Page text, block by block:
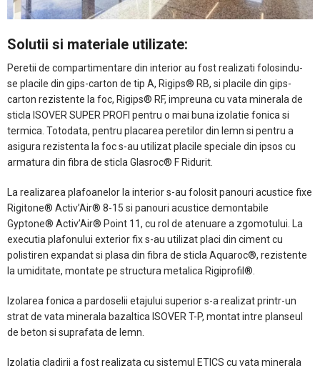
Solutii si materiale utilizate:
Peretii de compartimentare din interior au fost realizati folosindu-
se placile din gips-carton de tip A, Rigips® RB, si placile din gips-
carton rezistente la foc, Rigips® RF, impreuna cu vata minerala de
sticla ISOVER SUPER PROFI pentru o mai buna izolatie fonica si
termica. Totodata, pentru placarea peretilor din lemn si pentru a
asigura rezistenta la foc s-au utilizat placile speciale din ipsos cu
armatura din fibra de sticla Glasroc® F Ridurit.
La realizarea plafoanelor la interior s-au folosit panouri acustice fixe
Rigitone® Activ’Air® 8-15 si panouri acustice demontabile
Gyptone® Activ’Air® Point 11, cu rol de atenuare a zgomotului. La
executia plafonului exterior fix s-au utilizat placi din ciment cu
polistiren expandat si plasa din fibra de sticla Aquaroc®, rezistente
la umiditate, montate pe structura metalica Rigiprofil®.
Izolarea fonica a pardoselii etajului superior s-a realizat printr-un
strat de vata minerala bazaltica ISOVER T-P, montat intre planseul
de beton si suprafata de lemn.
Izolatia cladirii a fost realizata cu sistemul ETICS cu vata minerala